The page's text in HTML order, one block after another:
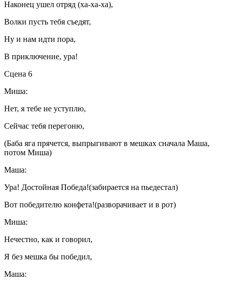
Наконец ушел отряд (ха-ха-ха),
Волки пусть тебя съедят,
Ну и нам идти пора,
В приключение, ура!
Сцена 6
Миша:
Нет, я тебе не уступлю,
Сейчас тебя перегоню,
(Баба яга прячется, выпрыгивают в мешках сначала Маша,
потом Миша)
Маша:
Ура! Достойная Победа!(забирается на пьедестал)
Вот победителю конфета!(разворачивает и в рот)
Миша:
Нечестно, как и говорил,
Я без мешка бы победил,
Маша: